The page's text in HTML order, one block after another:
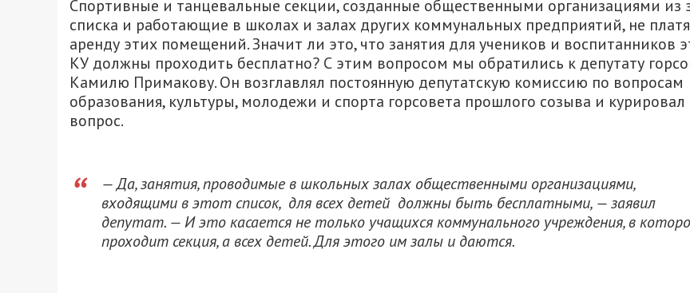
Спортивные и танцевальные секции, созданные общественными организациями из
списка и работающие в школах и залах других коммунальных предприятий, не
аренду этих помещений. Значит ли это, что занятия для учеников и воспитанников
КУ должны проходить бесплатно? С этим вопросом мы обратились к депутату
Камилю Примакову. Он возглавлял постоянную депутатскую комиссию по вопросам
образования, культуры, молодежи и спорта горсовета прошлого созыва и курировал
вопрос.
— Да, занятия, проводимые в школьных залах общественными организациями,
входящими в этот список, для всех детей должны быть бесплатными, — заявил
депутат. — И это касается не только учащихся коммунального учреждения, в
проходит секция, а всех детей. Для этого им залы и даются.